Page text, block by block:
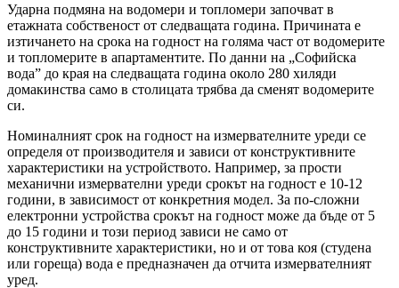
Ударна подмяна на водомери и топломери започват в
етажната собственост от следващата година. Причината е
изтичането на срока на годност на голяма част от водомерите
и топломерите в апартаментите. По данни на „Софийска
вода” до края на следващата година около 280 хиляди
домакинства само в столицата трябва да сменят водомерите
си.
Номиналният срок на годност на измервателните уреди се
определя от производителя и зависи от конструктивните
характеристики на устройството. Например, за прости
механични измервателни уреди срокът на годност е 10-12
години, в зависимост от конкретния модел. За по-сложни
електронни устройства срокът на годност може да бъде от 5
до 15 години и този период зависи не само от
конструктивните характеристики, но и от това коя (студена
или гореща) вода е предназначен да отчита измервателният
уред.